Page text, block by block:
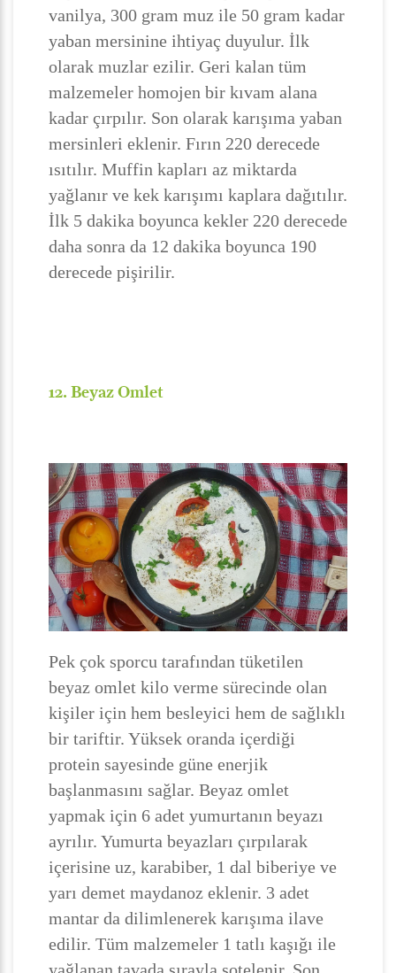
vanilya, 300 gram muz ile 50 gram kadar
yaban mersinine ihtiyaç duyulur. İlk
olarak muzlar ezilir. Geri kalan tüm
malzemeler homojen bir kıvam alana
kadar çırpılır. Son olarak karışıma yaban
mersinleri eklenir. Fırın 220 derecede
ısıtılır. Muffin kapları az miktarda
yağlanır ve kek karışımı kaplara dağıtılır.
İlk 5 dakika boyunca kekler 220 derecede
daha sonra da 12 dakika boyunca 190
derecede pişirilir.
12. Beyaz Omlet
Pek çok sporcu tarafından tüketilen
beyaz omlet kilo verme sürecinde olan
kişiler için hem besleyici hem de sağlıklı
bir tariftir. Yüksek oranda içerdiği
protein sayesinde güne enerjik
başlanmasını sağlar. Beyaz omlet
yapmak için 6 adet yumurtanın beyazı
ayrılır. Yumurta beyazları çırpılarak
içerisine uz, karabiber, 1 dal biberiye ve
yarı demet maydanoz eklenir. 3 adet
mantar da dilimlenerek karışıma ilave
edilir. Tüm malzemeler 1 tatlı kaşığı ile